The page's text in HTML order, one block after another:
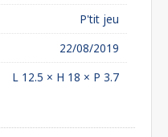
P'tit jeu
22/08/2019
L 12.5 × H 18 × P 3.7